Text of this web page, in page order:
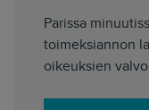
Parissa
toimeksiannon
oikeuksien